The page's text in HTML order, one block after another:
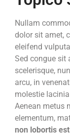
Nullam
dolor sit amet,
eleifend
Sed congue sit
scelerisque,
arcu, in
molestie
Aenean metus
elementum,
non lobortis